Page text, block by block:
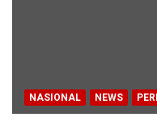
NASIONAL NEWS